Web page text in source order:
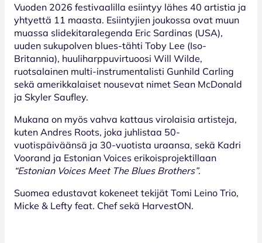
Vuoden 2026 festivaalilla esiintyy lähes 40 artistia ja
yhtyettä 11 maasta. Esiintyjien joukossa ovat muun
muassa slidekitaralegenda Eric Sardinas (USA),
uuden sukupolven blues-tähti Toby Lee (Iso-
Britannia), huuliharppuvirtuoosi Will Wilde,
ruotsalainen multi-instrumentalisti Gunhild Carling
sekä amerikkalaiset nousevat nimet Sean McDonald
ja Skyler Saufley.
Mukana on myös vahva kattaus virolaisia artisteja,
kuten Andres Roots, joka juhlistaa 50-
vuotispäiväänsä ja 30-vuotista uraansa, sekä Kadri
Voorand ja Estonian Voices erikoisprojektillaan
“Estonian Voices Meet The Blues Brothers”.
Suomea edustavat kokeneet tekijät Tomi Leino Trio,
Micke & Lefty feat. Chef sekä HarvestON.